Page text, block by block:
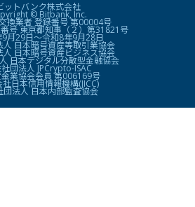
ットバンク株式会社
© Bitbank, Inc.
換業者 登録番号 第00004号
号 東京都知事（２）第31821号
月29日〜令和8年9月28日
人 日本暗号資産等取引業協会
人 日本暗号資産ビジネス協会
日本デジタル分散型金融協会
団法人 JPCrypto-ISAC
業協会会員 第006169号
日本信用情報機構(JICC)
団法人 日本内部監査協会